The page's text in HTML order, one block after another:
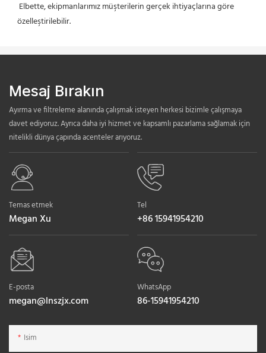
özelleştirilebilir.
Mesaj Bırakın
Ayırma ve filtreleme alanında çalışmak isteyen herkesi bizimle çalışmaya
davet ediyoruz. Ayrıca daha iyi hizmet ve kapsamlı pazarlama sağlamak için
nitelikli dünya çapında acenteler arıyoruz.
Temas etmek
Megan Xu
Tel
+86 15941954210
E-posta
megan@lnszjx.com
WhatsApp
86-15941954210
Isim